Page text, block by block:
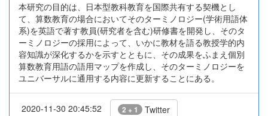
本研究の目的は、日本型教科教育を国際共有する契機とし
て、算数教育の場合においてそのターミノロジー(学術用語体
系)を英語で著す教員(研究者を含む)研修書を開発し、そのタ
ーミノロジーの採用によって、いかに教材を語る教授学的内
容知識が深化するかを示すとともに、その成果をふまえ個別
算数教育用語の語用マップを作成し、そのターミノロジーを
ユニバーサルに通用する内容に更新することにある。
2020-11-30 20:45:52 2 + 1 Twitter